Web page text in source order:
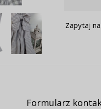
Zapytaj
Formularz